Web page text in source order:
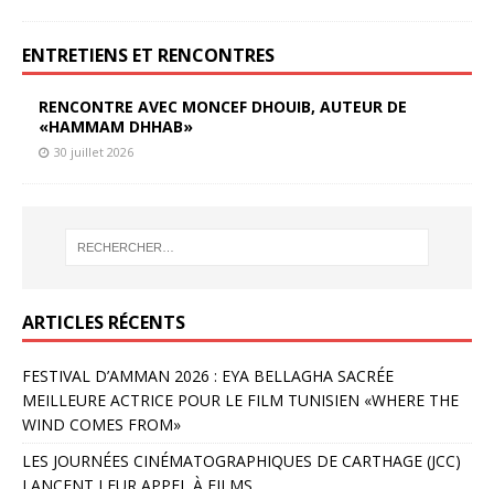
ENTRETIENS ET RENCONTRES
RENCONTRE AVEC MONCEF DHOUIB, AUTEUR DE
«HAMMAM DHHAB»
30 juillet 2026
ARTICLES RÉCENTS
FESTIVAL D’AMMAN 2026 : EYA BELLAGHA SACRÉE
MEILLEURE ACTRICE POUR LE FILM TUNISIEN «WHERE THE
WIND COMES FROM»
LES JOURNÉES CINÉMATOGRAPHIQUES DE CARTHAGE (JCC)